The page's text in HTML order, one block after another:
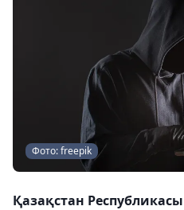
Фото: freepik
Қазақстан